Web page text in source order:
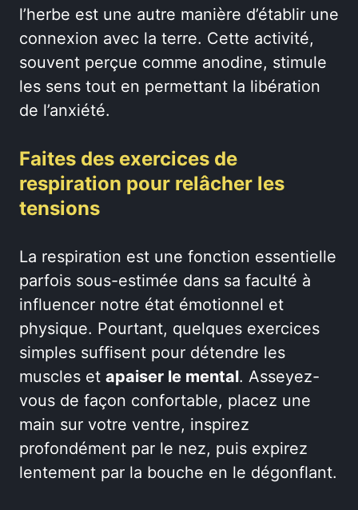
l’herbe est une autre manière d’établir une
connexion avec la terre. Cette activité,
souvent perçue comme anodine, stimule
les sens tout en permettant la libération
de l’anxiété.
Faites des exercices de
respiration pour relâcher les
tensions
La respiration est une fonction essentielle
parfois sous-estimée dans sa faculté à
influencer notre état émotionnel et
physique. Pourtant, quelques exercices
simples suffisent pour détendre les
muscles et apaiser le mental. Asseyez-
vous de façon confortable, placez une
main sur votre ventre, inspirez
profondément par le nez, puis expirez
lentement par la bouche en le dégonflant.